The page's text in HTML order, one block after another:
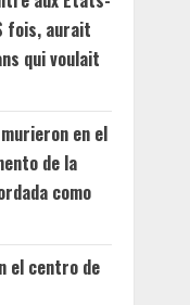
fois, aurait
qui voulait
en el
de la
como
el centro de